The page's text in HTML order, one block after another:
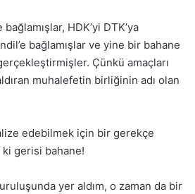
bağlamışlar, HDK’yi DTK’ya
bağlamışlar ve yine bir bahane
Çünkü amaçları
muhalefetin birliğinin adı olan
edebilmek için bir gerekçe
gerisi bahane!
yer aldım, o zaman da bir